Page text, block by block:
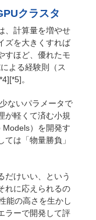
クラスタ
、計算量を増やせ
ズを大きくすれば
すほど、優れたモ
よる経験則（ス
。
ないパラメータで
が軽くて済む小規
）を開発す
は「物量勝負」
だけいい、という
れに応えられるの
能の高さを生かし
ラーで開発して評